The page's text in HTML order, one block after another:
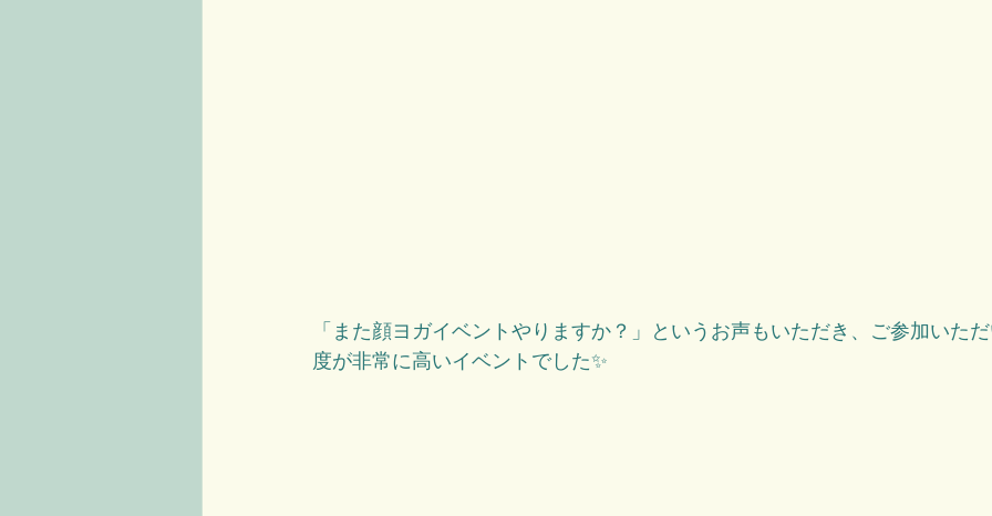
「また顔ヨガイベントやりますか？」というお声もいただき、ご参加いた
度が非常に高いイベントでした✨